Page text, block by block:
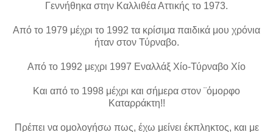
Γεννήθηκα στην Καλλιθέα Αττικής το 1973.
Από το 1979 μέχρι το 1992 τα κρίσιμα παιδικά μου χρόνια
ήταν στον Τύρναβο.
Από το 1992 μεχρι 1997 Εναλλάξ Χίο-Τύρναβο Χίο
Και από το 1998 μέχρι και σήμερα στον ¨όμορφο
Καταρράκτη!!
Πρέπει να ομολογήσω πως, έχω μείνει έκπληκτος, και με